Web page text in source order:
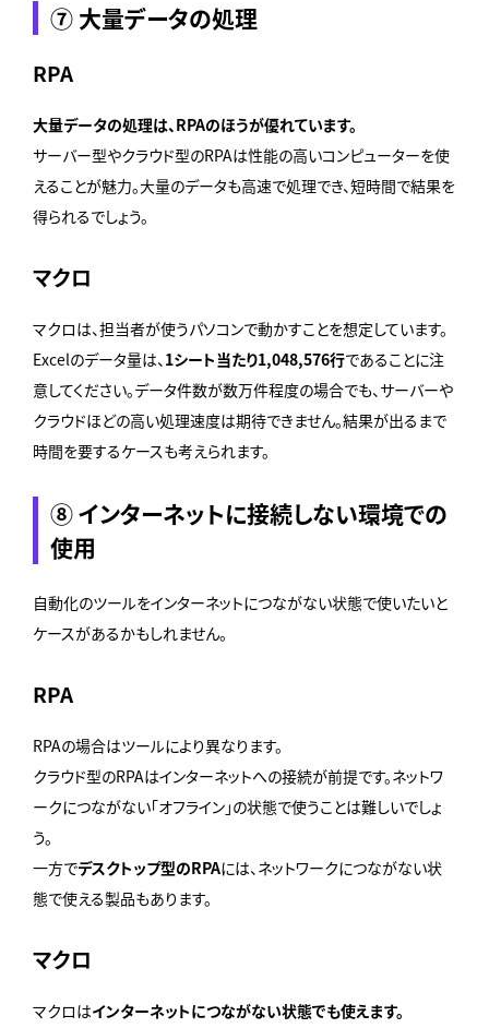
⑦ 大量データの処理
RPA
大量データの処理は、RPAのほうが優れています。
サーバー型やクラウド型のRPAは性能の高いコンピューターを使
えることが魅力。大量のデータも高速で処理でき、短時間で結果を
得られるでしょう。
マクロ
マクロは、担当者が使うパソコンで動かすことを想定しています。
Excelのデータ量は、1シート当たり1,048,576行であることに注
意してください。データ件数が数万件程度の場合でも、サーバーや
クラウドほどの高い処理速度は期待できません。結果が出るまで
時間を要するケースも考えられます。
⑧ インターネットに接続しない環境での
使用
自動化のツールをインターネットにつながない状態で使いたいと
ケースがあるかもしれません。
RPA
RPAの場合はツールにより異なります。
クラウド型のRPAはインターネットへの接続が前提です。ネットワ
ークにつながない「オフライン」の状態で使うことは難しいでしょ
う。
一方でデスクトップ型のRPAには、ネットワークにつながない状
態で使える製品もあります。
マクロ
マクロはインターネットにつながない状態でも使えます。